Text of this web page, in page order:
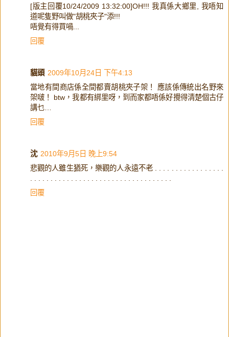
[版主回覆10/24/2009 13:32:00]OH!!! 我真係大鄉里, 我唔知
道呢隻野叫做"胡桃夾子"添!!!
唔覺有得買喎...
回覆
貓頭 2009年10月24日 下午4:13
當地有間商店係全間都賣胡桃夾子架！ 應該係傳統出名野來
架啵！ btw，我都有綁里呀，到而家都唔係好攪得清楚個古仔
講乜…
回覆
沈 2010年9月5日 晚上9:54
悲觀的人雖生猶死，樂觀的人永遠不老 . . . . . . . . . . . . . . . . .
回覆